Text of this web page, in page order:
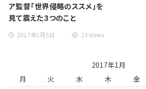
ア監督「世界侵略のススメ」を
見て震えた３つのこと
2017年1月5日 23 Views
2017年1月
月
火 水 木 金